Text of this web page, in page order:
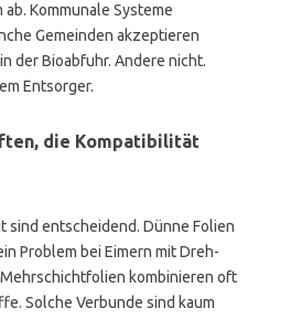
Kommunale Systeme
Gemeinden akzeptieren
der Bioabfuhr. Andere nicht.
Entsorger.
die Kompatibilität
sind entscheidend. Dünne Folien
Problem bei Eimern mit Dreh-
kombinieren oft
Solche Verbunde sind kaum